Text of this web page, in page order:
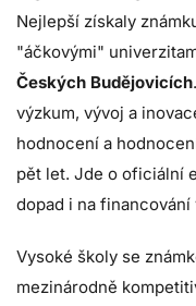
Nejlepší získaly
"áčkovými"
Českých Budějovicích
výzkum, vývoj a
hodnocení a
pět let. Jde o oficiální
dopad i na financování
Vysoké školy se
mezinárodně